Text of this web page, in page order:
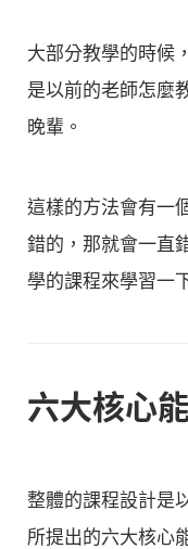
大部分教學的時候
是以前的老師怎麼
晚輩。
這樣的方法會有一
錯的，那就會一直
學的課程來學習一
六大核心
整體的課程設計是
所提出的六大核心